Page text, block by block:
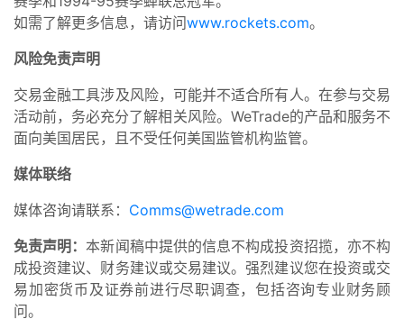
如需了解更多信息，请访问www.rockets.com。
风险免责声明
交易金融工具涉及风险，可能并不适合所有人。在参与交易
活动前，务必充分了解相关风险。WeTrade的产品和服务不
面向美国居民，且不受任何美国监管机构监管。
媒体联络
媒体咨询请联系： Comms@wetrade.com
免责声明：本新闻稿中提供的信息不构成投资招揽，亦不构
成投资建议、财务建议或交易建议。强烈建议您在投资或交
易加密货币及证券前进行尽职调查，包括咨询专业财务顾
问。